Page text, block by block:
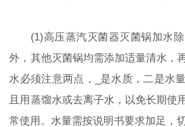
(1)高压蒸汽灭菌器灭菌锅加水除
外，其他灭菌锅均需添加适量清水，
水必须注意两点，_是水质，二是水
且用蒸馏水或去离子水，以免长期使
常使用。水量需按说明书要求加足，